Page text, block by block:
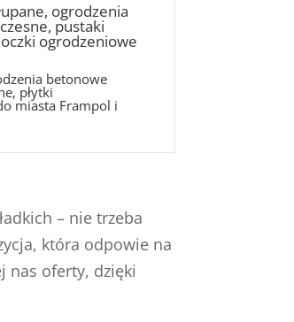
ogrodzenia
pustaki
ogrodzeniowe
betonowe
płytki
miasta Frampol i
– nie trzeba
która odpowie na
nas oferty, dzięki